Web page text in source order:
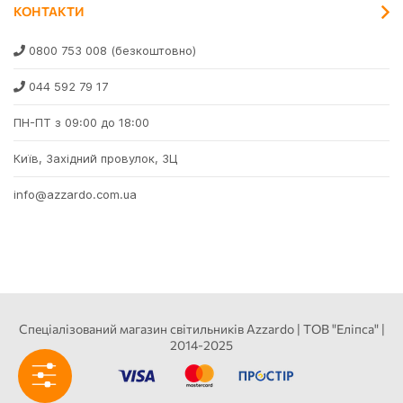
КОНТАКТИ
0800 753 008 (безкоштовно)
044 592 79 17
ПН-ПТ з 09:00 до 18:00
Київ, Західний провулок, 3Ц
info@azzardo.com.ua
Спеціалізований магазин світильників Azzardo | ТОВ "Еліпса" |
2014-2025